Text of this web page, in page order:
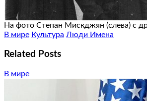
На фото Степан Мискджян (слева) с
В мире Культура Люди Имена
Related Posts
В мире